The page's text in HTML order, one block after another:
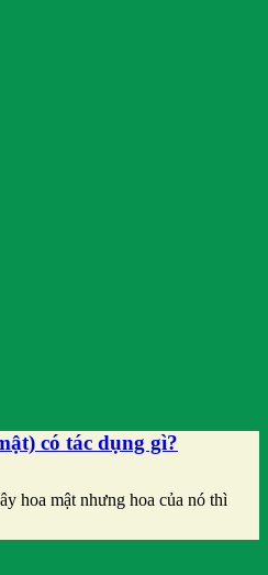
có tác dụng gì?
hoa mật nhưng hoa của nó thì